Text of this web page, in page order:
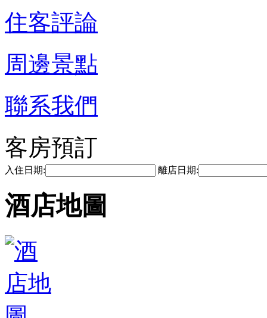
住客評論
周邊景點
聯系我們
客房預訂
入住日期: 離店日期:
酒店地圖